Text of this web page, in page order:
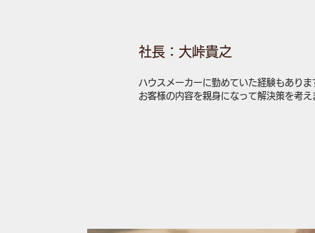
社長：大峠貴之
ハウスメーカーに勤めていた経験もありま
お客様の内容を親身になって解決策を考え